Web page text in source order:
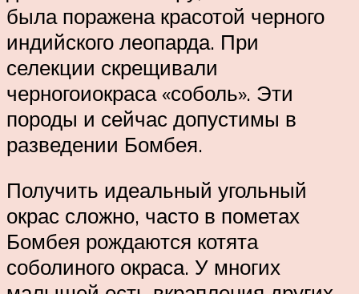
была поражена красотой черного
индийского леопарда. При
селекции скрещивали
черногоиокраса «соболь». Эти
породы и сейчас допустимы в
разведении Бомбея.
Получить идеальный угольный
окрас сложно, часто в пометах
Бомбея рождаются котята
соболиного окраса. У многих